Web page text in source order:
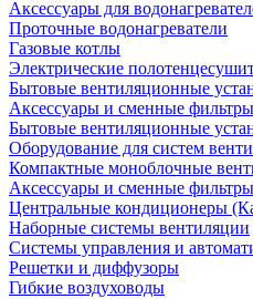
Аксессуары для
Проточные водонагреватели
Газовые котлы
Электрические
Бытовые вентиляционные
Аксессуары и сменные
Бытовые вентиляционные
Оборудование для систем
Компактные моноблочные
Аксессуары и сменные
Центральные кондиционеры
Наборные системы вентиляции
Системы управления и
Решетки и диффузоры
Гибкие воздуховоды